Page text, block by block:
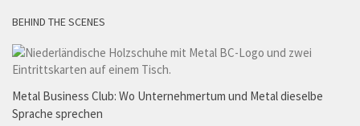
BEHIND THE SCENES
Metal Business Club: Wo Unternehmertum und Metal dieselbe
Sprache sprechen